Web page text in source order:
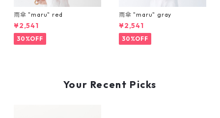
雨傘 "maru" red
¥2,541
30%OFF
雨傘 "maru" gray
¥2,541
30%OFF
Your Recent Picks